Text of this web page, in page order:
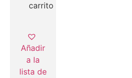
carrito
Añadir
a la
lista de